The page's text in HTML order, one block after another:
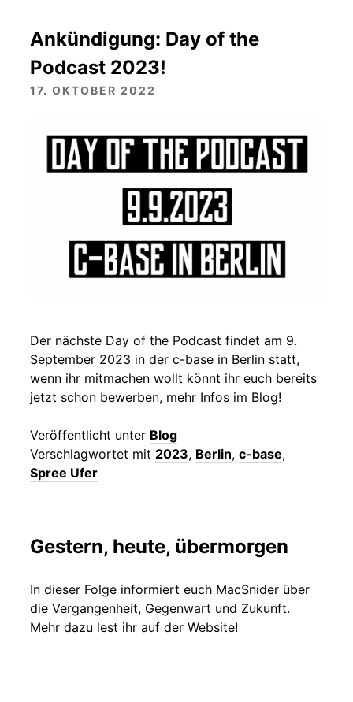
Ankündigung: Day of the
Podcast 2023!
17. OKTOBER 2022
Der nächste Day of the Podcast findet am 9.
September 2023 in der c-base in Berlin statt,
wenn ihr mitmachen wollt könnt ihr euch bereits
jetzt schon bewerben, mehr Infos im Blog!
Veröffentlicht unter Blog
Verschlagwortet mit 2023, Berlin, c-base,
Spree Ufer
Gestern, heute, übermorgen
In dieser Folge informiert euch MacSnider über
die Vergangenheit, Gegenwart und Zukunft.
Mehr dazu lest ihr auf der Website!